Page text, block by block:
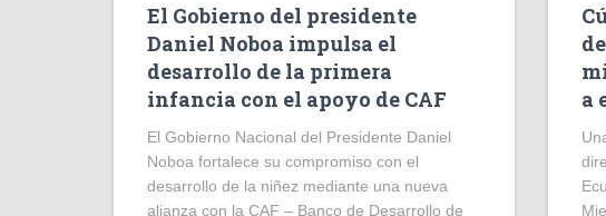
El Gobierno del presidente
Daniel Noboa impulsa el
desarrollo de la primera
infancia con el apoyo de CAF
El Gobierno Nacional del Presidente Daniel
Noboa fortalece su compromiso con el
desarrollo de la niñez mediante una nueva
alianza con la CAF – Banco de Desarrollo de
a